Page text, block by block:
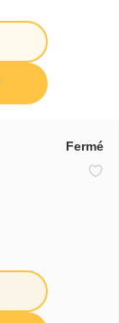
Fermé